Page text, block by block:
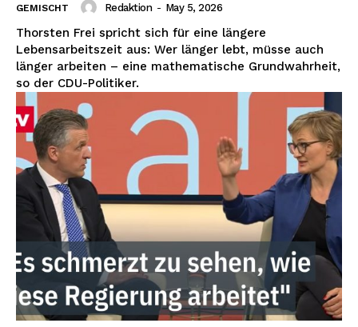
GEMISCHT Redaktion - May 5, 2026
Thorsten Frei spricht sich für eine längere
Lebensarbeitszeit aus: Wer länger lebt, müsse auch
länger arbeiten – eine mathematische Grundwahrheit,
so der CDU-Politiker.